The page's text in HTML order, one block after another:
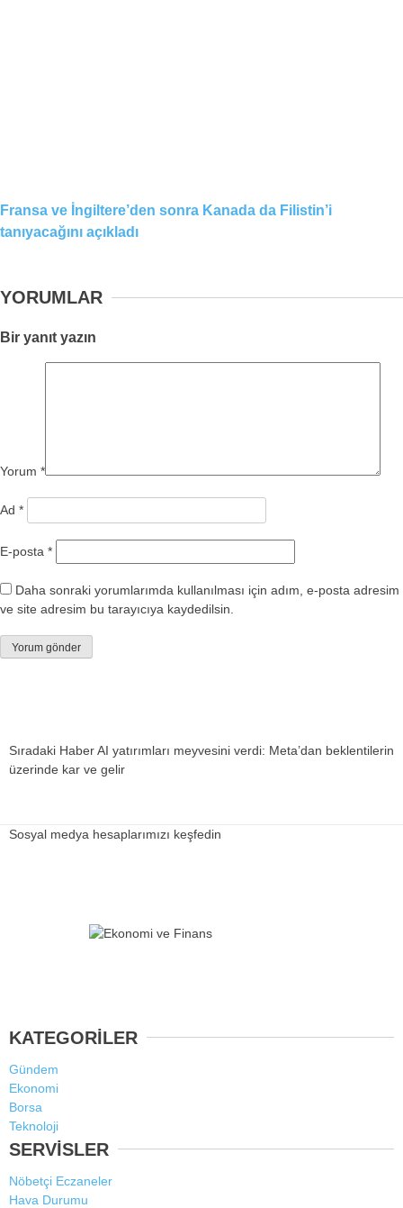
Fransa ve İngiltere’den sonra Kanada da Filistin’i
tanıyacağını açıkladı
YORUMLAR
Bir yanıt yazın
Yorum *
Ad *
E-posta *
Daha sonraki yorumlarımda kullanılması için adım, e-posta adresim
ve site adresim bu tarayıcıya kaydedilsin.
Sıradaki HaberAI yatırımları meyvesini verdi: Meta’dan beklentilerin
üzerinde kar ve gelir
Sosyal medya hesaplarımızı keşfedin
KATEGORİLER
Gündem
Ekonomi
Borsa
Teknoloji
SERVİSLER
Nöbetçi Eczaneler
Hava Durumu